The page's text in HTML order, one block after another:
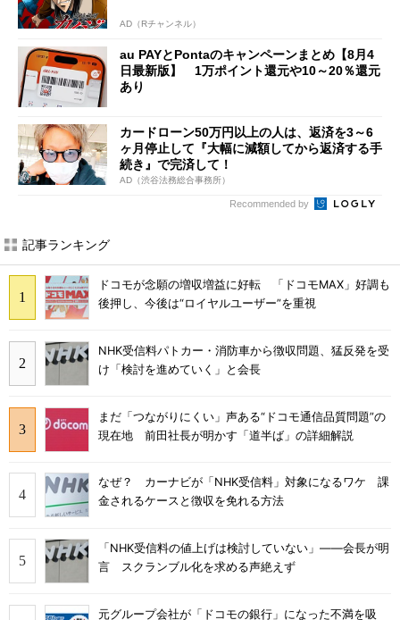
AD（Rチャンネル）
au PAYとPontaのキャンペーンまとめ【8月4
日最新版】 1万ポイント還元や10～20％還元
あり
カードローン50万円以上の人は、返済を3～6
ヶ月停止して『大幅に減額してから返済する手
続き』で完済して！
AD（渋谷法務総合事務所）
Recommended by
記事ランキング
ドコモが念願の増収増益に好転 「ドコモMAX」好調も
後押し、今後は“ロイヤルユーザー”を重視
NHK受信料パトカー・消防車から徴収問題、猛反発を受
け「検討を進めていく」と会長
まだ「つながりにくい」声ある“ドコモ通信品質問題”の
現在地 前田社長が明かす「道半ば」の詳細解説
なぜ？ カーナビが「NHK受信料」対象になるワケ 課
金されるケースと徴収を免れる方法
「NHK受信料の値上げは検討していない」――会長が明
言 スクランブル化を求める声絶えず
元グループ会社が「ドコモの銀行」になった不満を吸